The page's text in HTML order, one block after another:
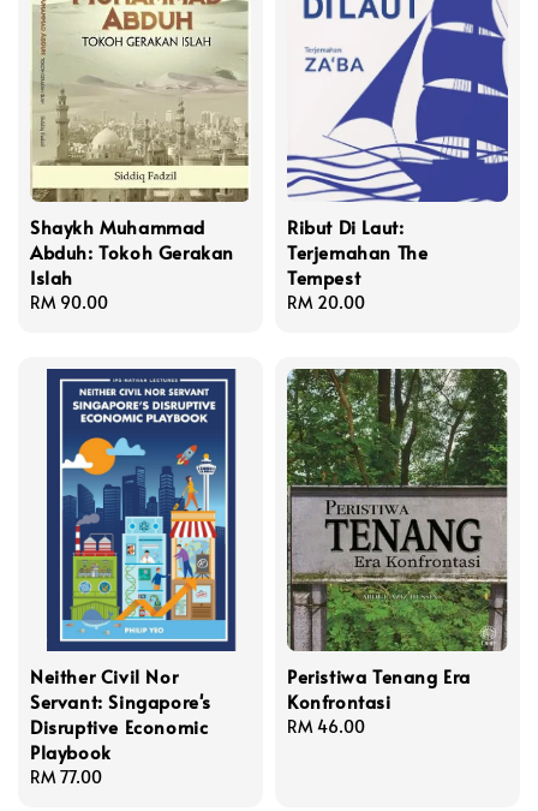
Shaykh Muhammad
Abduh: Tokoh Gerakan
Islah
Regular
RM 90.00
Ribut Di Laut:
Terjemahan The
Tempest
Regular
RM 20.00
Neither Civil Nor
Servant: Singapore's
Disruptive Economic
Playbook
Regular
RM 77.00
Peristiwa Tenang Era
Konfrontasi
Regular
RM 46.00